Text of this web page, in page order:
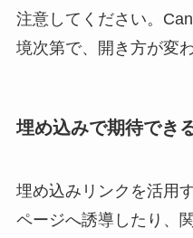
注意してください。
境次第で、開き方が変
埋め込みで期待でき
埋め込みリンクを活用
ページへ誘導したり、